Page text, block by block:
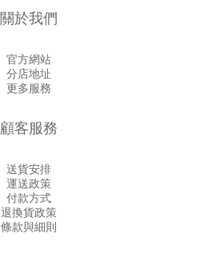
關於我們
官方網站
分店地址
更多服務
顧客服務
送貨安排
運送政策
付款方式
退換貨政策
條款與細則